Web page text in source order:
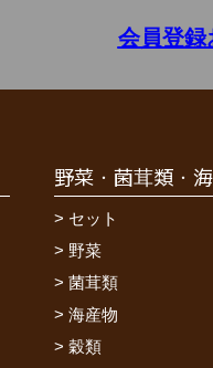
会員登録
野菜・菌茸類・
セット
野菜
菌茸類
海産物
穀類